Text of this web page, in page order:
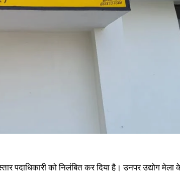
पदाधिकारी को निलंबित कर दिया है। उनपर उद्योग